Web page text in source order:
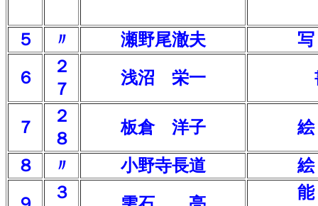
５ 〃 瀬野尾澈夫
６
２
７
浅沼 栄一
７
２
８
板倉 洋子
８ 〃 小野寺長道
３